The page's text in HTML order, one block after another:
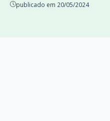
publicado em 20/05/2024